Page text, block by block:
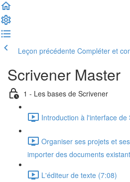
Leçon précédente Compléter et
Scrivener Master
1 - Les bases de Scrivener
Introduction à l'interface de
Organiser ses projets et
importer des documents
L'éditeur de texte (7:08)